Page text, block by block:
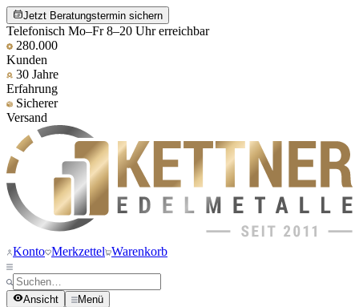
Jetzt Beratungstermin sichern
Telefonisch Mo–Fr 8–20 Uhr erreichbar
280.000
Kunden
30 Jahre
Erfahrung
Sicherer
Versand
Konto Merkzettel Warenkorb
Ansicht Menü